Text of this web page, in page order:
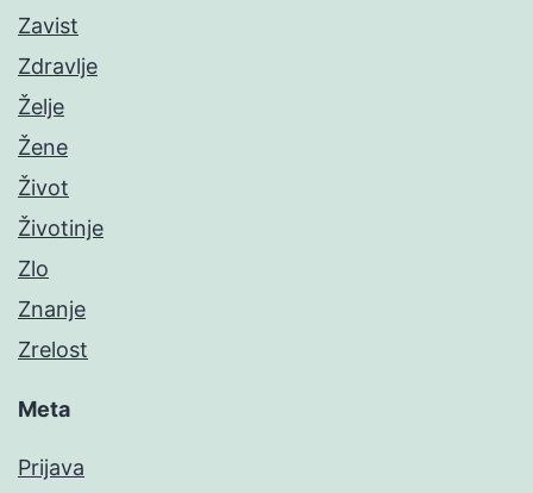
Zavist
Zdravlje
Želje
Žene
Život
Životinje
Zlo
Znanje
Zrelost
Meta
Prijava